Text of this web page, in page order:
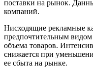
поставки на рынок.
компаний.
Нисходящие рекламные
предпочтительным
объема товаров.
снижается при
ее сбыта на рынке.